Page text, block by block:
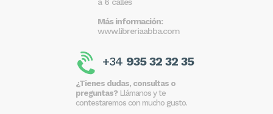
Más información:
www.libreriaabba.com
+34 935 32 32 35
¿Tienes dudas, consultas o
preguntas? Llámanos y te
contestaremos con mucho gusto.